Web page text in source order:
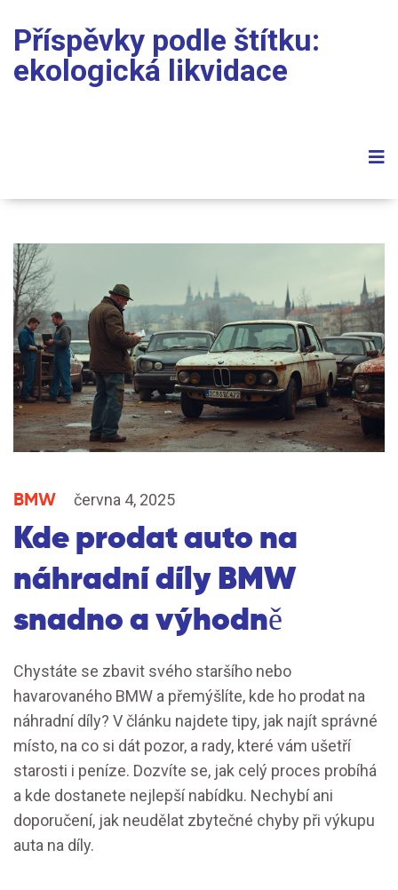
Příspěvky podle štítku:
ekologická likvidace
BMW června 4, 2025
Kde prodat auto na
náhradní díly BMW
snadno a výhodně
Chystáte se zbavit svého staršího nebo
havarovaného BMW a přemýšlíte, kde ho prodat na
náhradní díly? V článku najdete tipy, jak najít správné
místo, na co si dát pozor, a rady, které vám ušetří
starosti i peníze. Dozvíte se, jak celý proces probíhá
a kde dostanete nejlepší nabídku. Nechybí ani
doporučení, jak neudělat zbytečné chyby při výkupu
auta na díly.